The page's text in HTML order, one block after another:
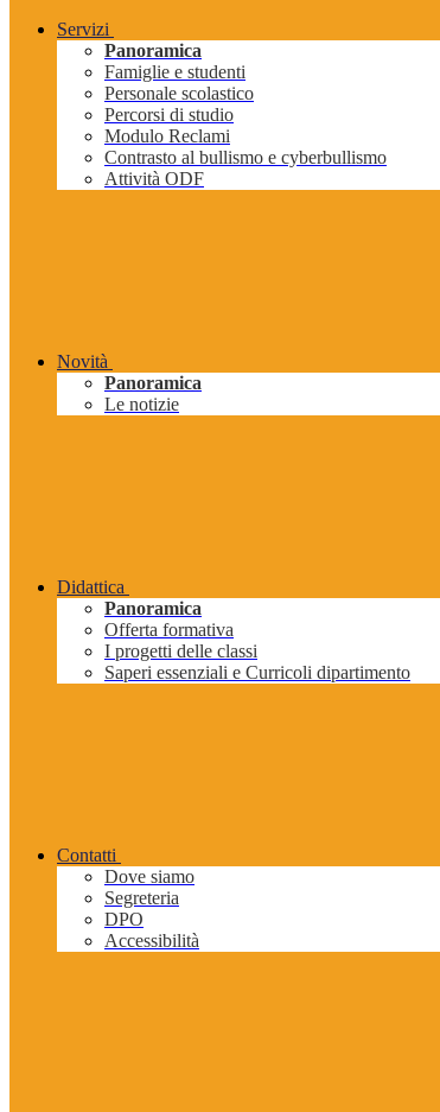
Servizi
Panoramica
Famiglie e studenti
Personale scolastico
Percorsi di studio
Modulo Reclami
Contrasto al bullismo e cyberbullismo
Attività ODF
Novità
Panoramica
Le notizie
Didattica
Panoramica
Offerta formativa
I progetti delle classi
Saperi essenziali e Curricoli dipartimento
Contatti
Dove siamo
Segreteria
DPO
Accessibilità